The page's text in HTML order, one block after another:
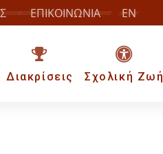
ΕΠΙΚΟΙΝΩΝΙΑ EN
Διακρίσεις Σχολική Ζωή